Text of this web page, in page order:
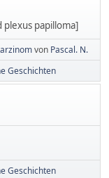
papilloma]
von Pascal. N.
Geschichten
Geschichten